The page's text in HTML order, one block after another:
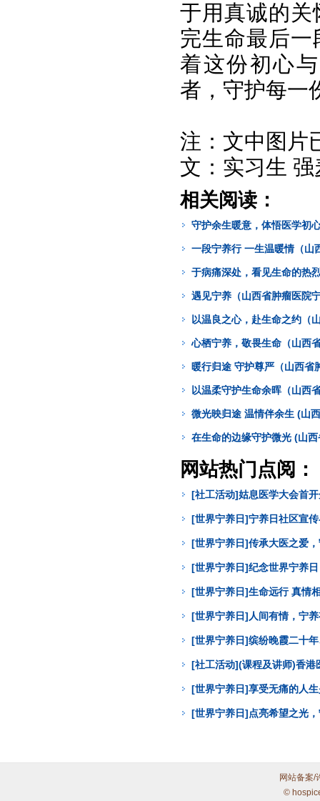
于用真诚的
完生命最后
着这份初心
者，守护每一
注：文中图片
文：实习生
相关阅读：
守护余生暖意，体悟医学初
一段宁养行 一生温暖情（山
于病痛深处，看见生命的热
遇见宁养（山西省肿瘤医院
以温良之心，赴生命之约（
心栖宁养，敬畏生命（山西
暖行归途 守护尊严（山西省
以温柔守护生命余晖（山西
微光映归途 温情伴余生 (山
在生命的边缘守护微光 (山
网站热门点阅：
[社工活动]姑息医学大会首
[世界宁养日]宁养日社区宣
[世界宁养日]传承大医之爱
[世界宁养日]纪念世界宁养
[世界宁养日]生命远行 真情
[世界宁养日]人间有情，宁
[世界宁养日]缤纷晚霞二十
[社工活动](课程及讲师)香
[世界宁养日]享受无痛的人
[世界宁养日]点亮希望之光
网站备案/
©